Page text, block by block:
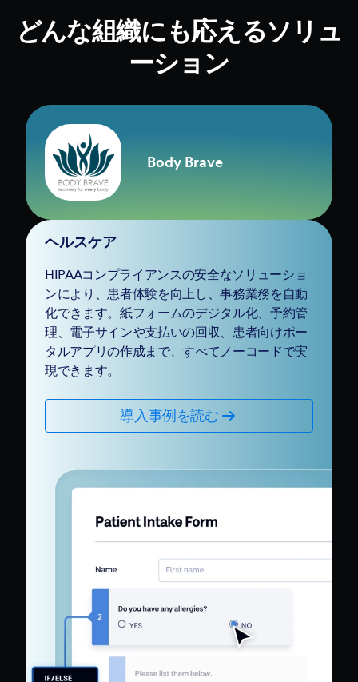
どんな組織にも応えるソリュ
ーション
Body Brave
ヘルスケア
HIPAAコンプライアンスの安全なソリューショ
ンにより、患者体験を向上し、事務業務を自動
化できます。紙フォームのデジタル化、予約管
理、電子サインや支払いの回収、患者向けポー
タルアプリの作成まで、すべてノーコードで実
現できます。
導入事例を読む